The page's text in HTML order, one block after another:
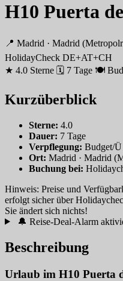
H10 Puerta
📍 Madrid · Madrid
HolidayCheck DE+AT+CH
★ 4.0 Sterne 🗓 7 Tage 🍽
Kurzüberblick
Sterne: 4.0
Dauer: 7 Tage
Verpflegung: Budget/Ü
Ort: Madrid · Madrid
Buchung bei:
Hinweis: Preise und
erfolgt sicher über
Sie ändert sich nichts!
🔔 Reise-Deal-Alarm
Beschreibung
Urlaub im H10 Puerta